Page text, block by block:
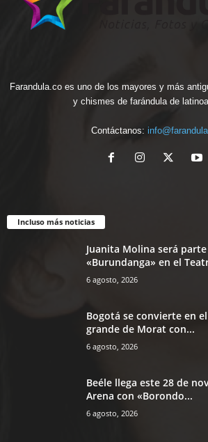
Farandula.co es uno de los mayores y más
y chismes de farándula de
Contáctanos:
Incluso más noticias
Juanita Molina será
«Burundanga» en el
6 agosto, 2026
Bogotá se convierte en
grande de Morat con...
6 agosto, 2026
Beéle llega este 28 de
Arena con «Borondo...
6 agosto, 2026